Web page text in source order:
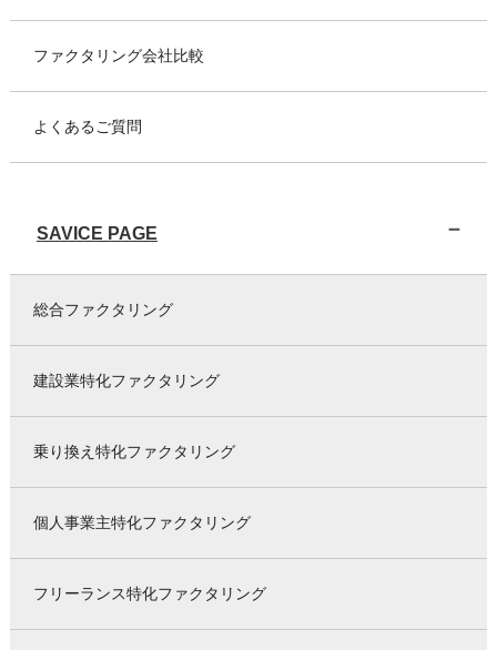
ファクタリング会社比較
よくあるご質問
SAVICE PAGE
総合ファクタリング
建設業特化ファクタリング
乗り換え特化ファクタリング
個人事業主特化ファクタリング
フリーランス特化ファクタリング